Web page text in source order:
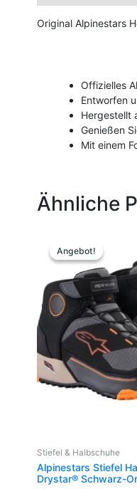
Original Alpinestars
Offizielles
Entworfen
Hergestellt
Genießen
Mit einem
Ähnliche
Angebot!
Angebot!
Stiefel & Halbschuhe
Alpinestars Stiefel
Drystar® Schwarz-
Preis
war:
189,95 €